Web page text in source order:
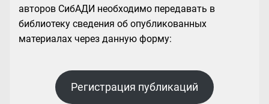
авторов СибАДИ необходимо передавать в
библиотеку сведения об опубликованных
материалах через данную форму:
Регистрация публикаций